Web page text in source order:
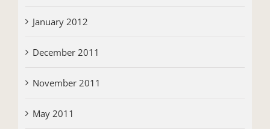
January 2012
December 2011
November 2011
May 2011